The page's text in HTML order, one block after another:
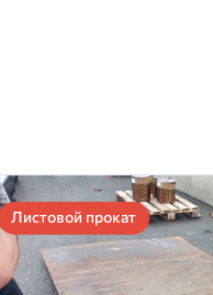
Листовой прокат